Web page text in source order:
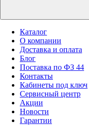
Каталог
О компании
Доставка и оплата
Блог
Поставка по ФЗ 44
Контакты
Кабинеты под ключ
Сервисный центр
Акции
Новости
Гарантии